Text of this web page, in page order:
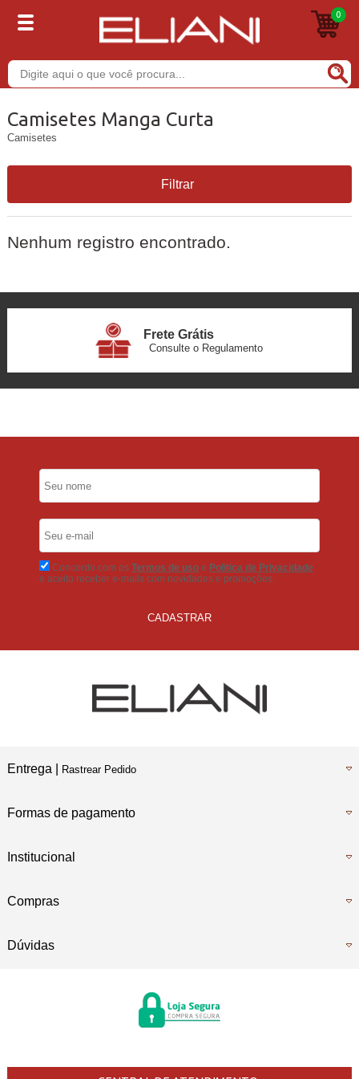
0
Camisetes Manga Curta
Camisetes
Filtrar
Nenhum registro encontrado.
Frete Grátis
Consulte o Regulamento
Concordo com os Termos de usoe Politica de Privacidade
e aceito receber e-mails com novidades e promoções.
CADASTRAR
Entrega | Rastrear Pedido
Formas de pagamento
Institucional
Compras
Dúvidas